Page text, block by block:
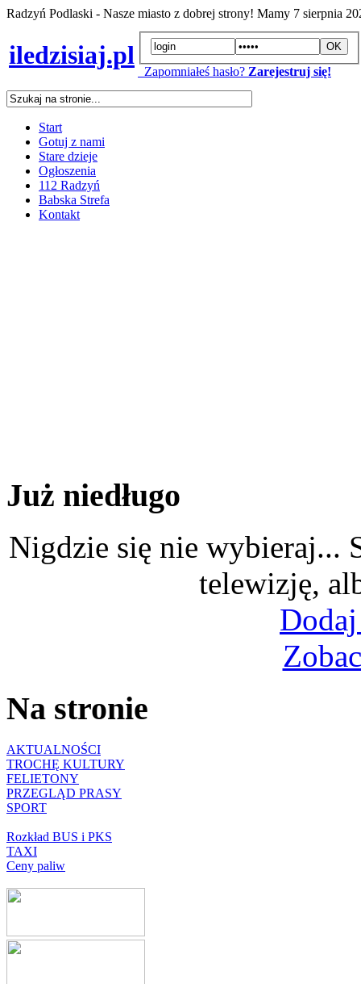
Radzyń Podlaski - Nasze miasto z dobrej strony! Mamy 7 sierpnia
iledzisiaj.pl
Zapomniałeś hasło? Zarejestruj się!
Start
Gotuj z nami
Stare dzieje
Ogłoszenia
112 Radzyń
Babska Strefa
Kontakt
Już niedługo
Nigdzie się nie wybieraj...
telewizję,
Na stronie
AKTUALNOŚCI
TROCHĘ KULTURY
FELIETONY
PRZEGLĄD PRASY
SPORT
Rozkład BUS i PKS
TAXI
Ceny paliw